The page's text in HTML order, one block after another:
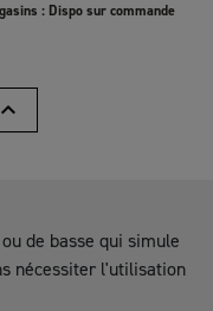
: Dispo sur commande

de basse qui simule
nécessiter l'utilisation